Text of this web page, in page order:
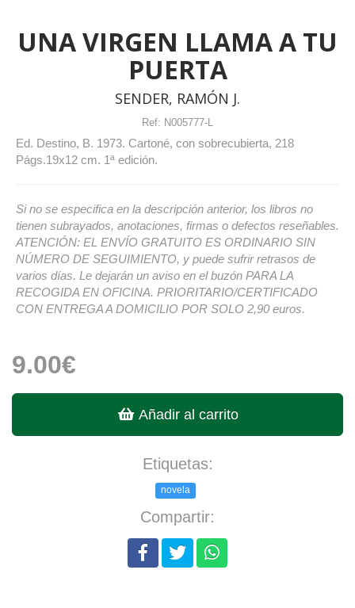
UNA VIRGEN LLAMA A TU
PUERTA
SENDER, RAMÓN J.
Ref: N005777-L
Ed. Destino, B. 1973. Cartoné, con sobrecubierta, 218
Págs.19x12 cm. 1ª edición.
Si no se especifica en la descripción anterior, los libros no
tienen subrayados, anotaciones, firmas o defectos reseñables.
ATENCIÓN: EL ENVÍO GRATUITO ES ORDINARIO SIN
NÚMERO DE SEGUIMIENTO, y puede sufrir retrasos de
varios días. Le dejarán un aviso en el buzón PARA LA
RECOGIDA EN OFICINA. PRIORITARIO/CERTIFICADO
CON ENTREGA A DOMICILIO POR SOLO 2,90 euros.
9.00€
Añadir al carrito
Etiquetas:
novela
Compartir: